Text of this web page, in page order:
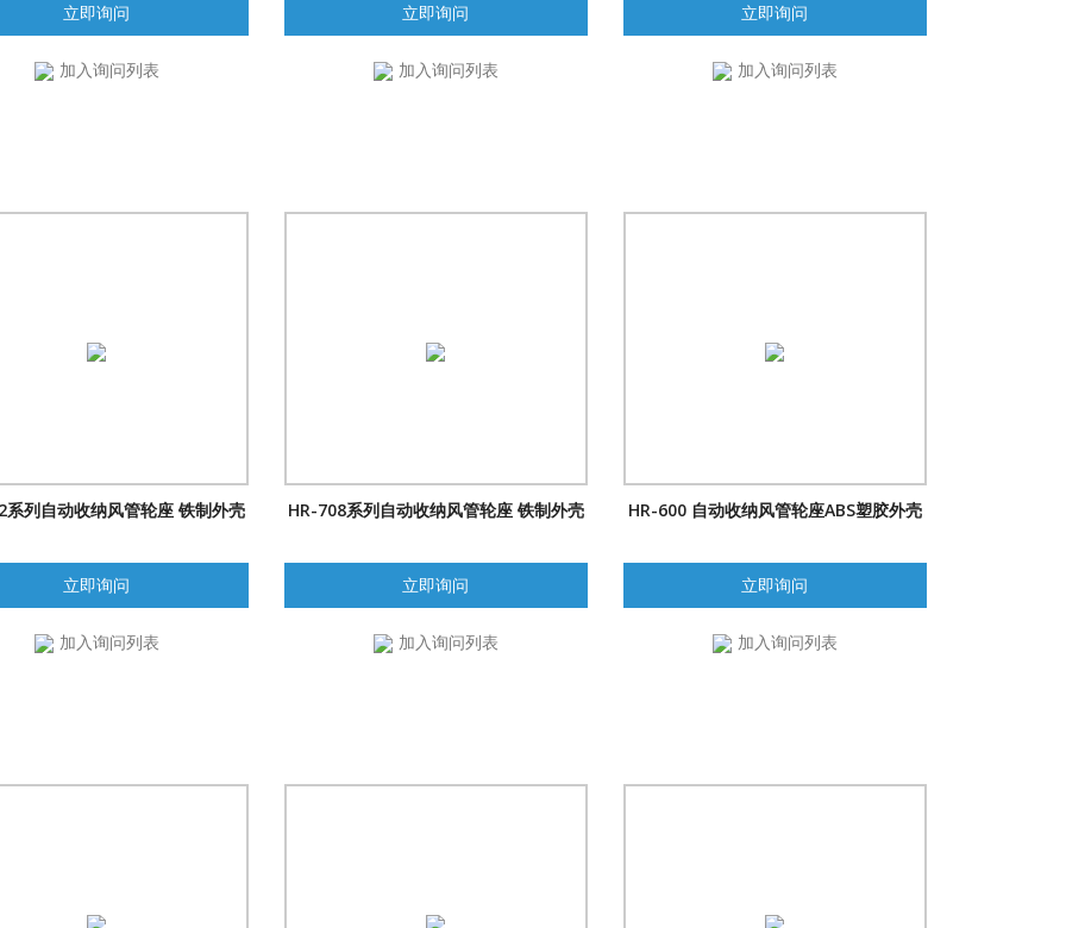
立即询问
加入询问列表
立即询问
加入询问列表
立即询问
加入询问列表
列自动收纳风管轮座 铁制外壳
立即询问
加入询问列表
HR-708系列自动收纳风管轮座 铁制外壳
立即询问
加入询问列表
HR-600 自动收纳风管轮座ABS塑胶外壳
立即询问
加入询问列表